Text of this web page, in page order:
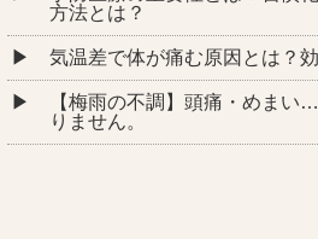
方法とは？
気温差で体が痛む原因とは？
【梅雨の不調】頭痛・めまい
りません。